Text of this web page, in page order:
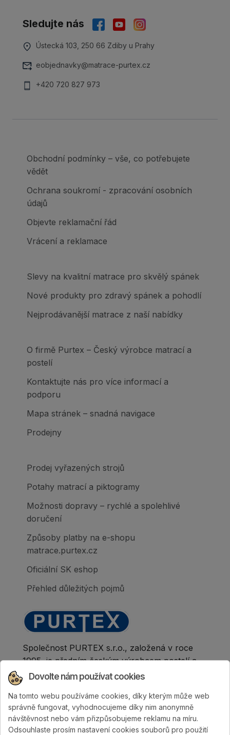
Sledujte nás
Ústecká 103, 250 66 Zdiby u Prahy
eobjednavky@matrace-purtex.cz
+420 720 827 973
Obchodní podmínky – vše, co potřebujete
vědět
Ochrana soukromí - zpracování osobních
údajů
Objevte reklamační řád
Vrácení a reklamace
Slevy na kvalitní matrace pro skvělý spánek
Nové produkty pro zdravý spánek a pohodlí
Nejprodávanější matrace z naší nabídky
O firmě Purtex – Český výrobce matrací a
postelí
Kontaktujte nás pro více informací a
podporu
Mapa stránek – snadná navigace
Prodejny
Prodej vyřazených strojů
Potahy matrací a piktogramy
Možnosti dopravy – rychlé a spolehlivé
doručení
Způsoby platby na e-shopu
matrace.purtex.cz
Oficiální SK eshop
Přehled důležitých pojmů
Společnost PURTEX s.r.o., založená v roce
1995, je předním českým výrobcem postelí a
klinicky hodnocených matrací.
Dovolte nám používat cookies
Na tomto webu používáme cookies, díky kterým může web
správně fungovat, vyhodnocujeme díky nim anonymně
návštěvnost nebo vám přizpůsobujeme reklamu na míru.
Odsouhlaste prosím nastavení cookies souborů pro použití